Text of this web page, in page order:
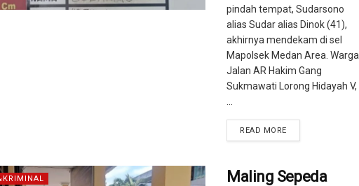
pindah tempat, Sudarsono
alias Sudar alias Dinok (41),
akhirnya mendekam di sel
Mapolsek Medan Area. Warga
Jalan AR Hakim Gang
Sukmawati Lorong Hidayah V,
READ MORE
Maling Sepeda